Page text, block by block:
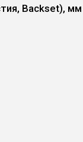
Backset), мм